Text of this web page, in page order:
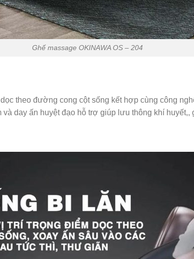
Ghế massage OKINAWA OS – 204
theo đường cong cột sống kết hợp cùng công
day ấn huyệt đạo hỗ trợ giúp lưu thông khí